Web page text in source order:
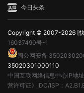
给新用户或者想要尝试
单介绍该服务的使用。
并使用AWS Free Tier
控制台中，选择EC2，选
组。分配完毕后，新
Amazon EC2 SSH键对或
控制台中的实例状态检
包含一个或多个入站规则
需要配置安全组。 5. 使
可以连接到实例并使用它
今日头条
Copyright © 2007-2026 [快
16037490号-1
闽公网安备
35020301000110
中国互联网络信息中心IP地
营许可证》IDC/ISP：